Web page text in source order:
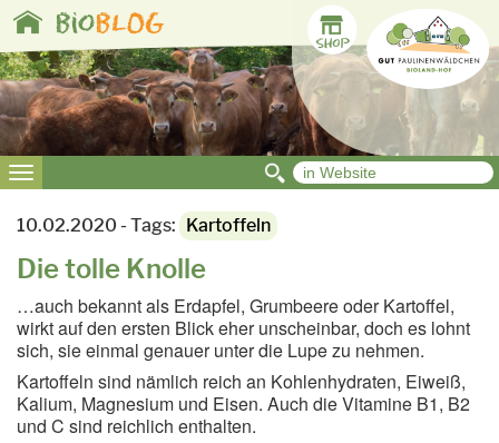
Toggle
navigation
bioBLOG
Toggle
navigation
10.02.2020 - Tags: Kartoffeln
Die tolle Knolle
…auch bekannt als Erdapfel, Grumbeere oder Kartoffel,
wirkt auf den ersten Blick eher unscheinbar, doch es lohnt
sich, sie einmal genauer unter die Lupe zu nehmen.
Kartoffeln sind nämlich reich an Kohlenhydraten, Eiweiß,
Kalium, Magnesium und Eisen. Auch die Vitamine B1, B2
und C sind reichlich enthalten.